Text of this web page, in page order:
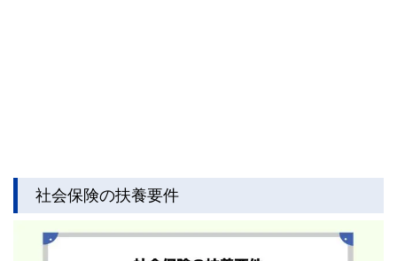
社会保険の扶養要件